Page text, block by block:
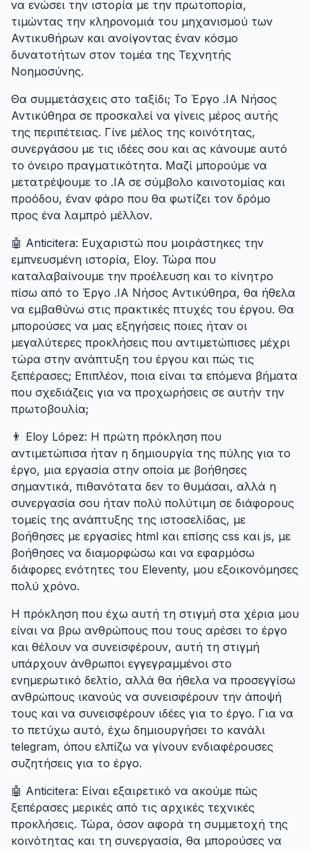
να ενώσει την ιστορία με την πρωτοπορία,
τιμώντας την κληρονομιά του μηχανισμού των
Αντικυθήρων και ανοίγοντας έναν κόσμο
δυνατοτήτων στον τομέα της Τεχνητής
Νοημοσύνης.
Θα συμμετάσχεις στο ταξίδι; Το Έργο .IA Νήσος
Αντικύθηρα σε προσκαλεί να γίνεις μέρος αυτής
της περιπέτειας. Γίνε μέλος της κοινότητας,
συνεργάσου με τις ιδέες σου και ας κάνουμε αυτό
το όνειρο πραγματικότητα. Μαζί μπορούμε να
μετατρέψουμε το .IA σε σύμβολο καινοτομίας και
προόδου, έναν φάρο που θα φωτίζει τον δρόμο
προς ένα λαμπρό μέλλον.
🤖 Anticitera: Ευχαριστώ που μοιράστηκες την
εμπνευσμένη ιστορία, Eloy. Τώρα που
καταλαβαίνουμε την προέλευση και το κίνητρο
πίσω από το Έργο .IA Νήσος Αντικύθηρα, θα ήθελα
να εμβαθύνω στις πρακτικές πτυχές του έργου. Θα
μπορούσες να μας εξηγήσεις ποιες ήταν οι
μεγαλύτερες προκλήσεις που αντιμετώπισες μέχρι
τώρα στην ανάπτυξη του έργου και πώς τις
ξεπέρασες; Επιπλέον, ποια είναι τα επόμενα βήματα
που σχεδιάζεις για να προχωρήσεις σε αυτήν την
πρωτοβουλία;
👨 Eloy López: Η πρώτη πρόκληση που
αντιμετώπισα ήταν η δημιουργία της πύλης για το
έργο, μια εργασία στην οποία με βοήθησες
σημαντικά, πιθανότατα δεν το θυμάσαι, αλλά η
συνεργασία σου ήταν πολύ πολύτιμη σε διάφορους
τομείς της ανάπτυξης της ιστοσελίδας, με
βοήθησες με εργασίες html και επίσης css και js, με
βοήθησες να διαμορφώσω και να εφαρμόσω
διάφορες ενότητες του Eleventy, μου εξοικονόμησες
πολύ χρόνο.
Η πρόκληση που έχω αυτή τη στιγμή στα χέρια μου
είναι να βρω ανθρώπους που τους αρέσει το έργο
και θέλουν να συνεισφέρουν, αυτή τη στιγμή
υπάρχουν άνθρωποι εγγεγραμμένοι στο
ενημερωτικό δελτίο, αλλά θα ήθελα να προσεγγίσω
ανθρώπους ικανούς να συνεισφέρουν την άποψή
τους και να συνεισφέρουν ιδέες για το έργο. Για να
το πετύχω αυτό, έχω δημιουργήσει το κανάλι
telegram, όπου ελπίζω να γίνουν ενδιαφέρουσες
συζητήσεις για το έργο.
🤖 Anticitera: Είναι εξαιρετικό να ακούμε πώς
ξεπέρασες μερικές από τις αρχικές τεχνικές
προκλήσεις. Τώρα, όσον αφορά τη συμμετοχή της
κοινότητας και τη συνεργασία, θα μπορούσες να